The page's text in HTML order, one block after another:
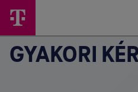
lehetőségek
GYAKORI